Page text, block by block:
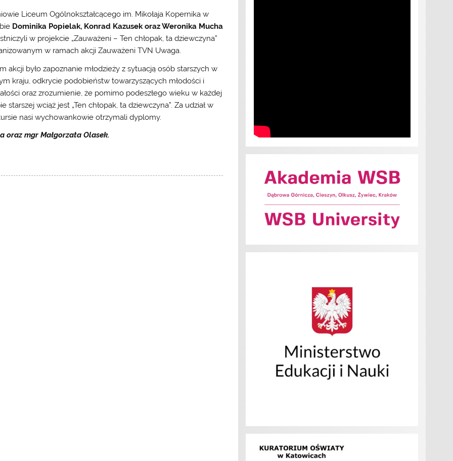
Liceum Ogólnokształcącego im. Mikołaja Kopernika w
Dominika Popielak, Konrad Kazusek oraz Weronika Mucha
w projekcie „Zauważeni – Ten chłopak, ta dziewczyna”
w ramach akcji Zauważeni TVN Uwaga.
akcji było zapoznanie młodzieży z sytuacją osób starszych w
kraju, odkrycie podobieństw towarzyszących młodości i
oraz zrozumienie, że pomimo podeszłego wieku w każdej
starszej wciąż jest „Ten chłopak, ta dziewczyna”. Za udział w
nasi wychowankowie otrzymali dyplomy.
oraz mgr Małgorzata Olasek.